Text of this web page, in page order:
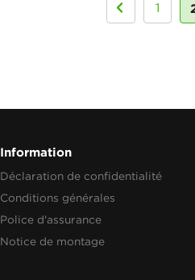
1
Information
Déclaration de confidentialité
Conditions générales
Police d'assurance
Notice de montage